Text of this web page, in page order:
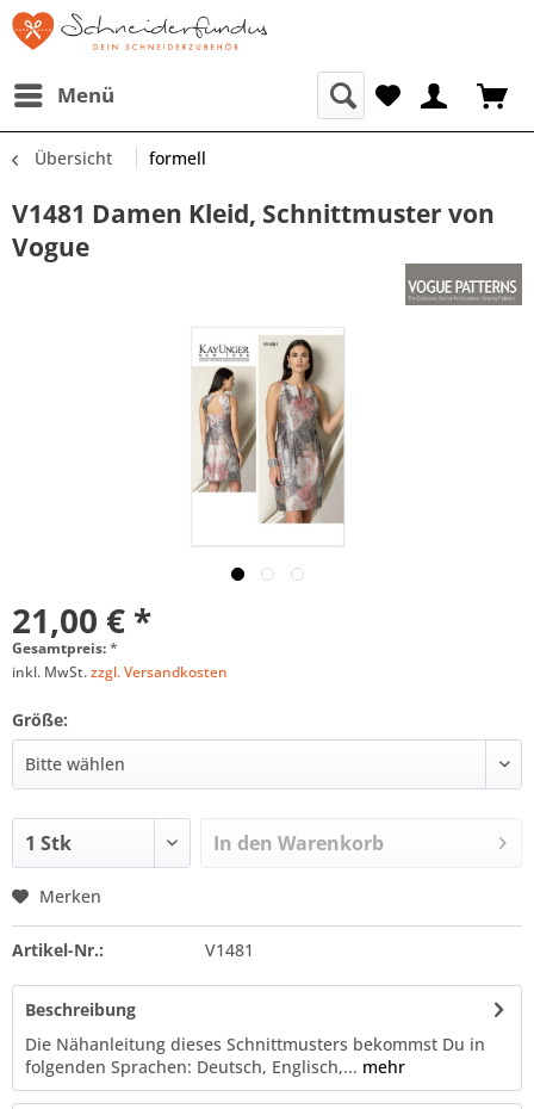
Menü
Übersicht formell
V1481 Damen Kleid, Schnittmuster von
Vogue
21,00 € *
Gesamtpreis:*
inkl. MwSt.zzgl. Versandkosten
Größe:
In den Warenkorb
Merken
Artikel-Nr.: V1481
Beschreibung
Die Nähanleitung dieses Schnittmusters bekommst Du in
folgenden Sprachen: Deutsch, Englisch,... mehr